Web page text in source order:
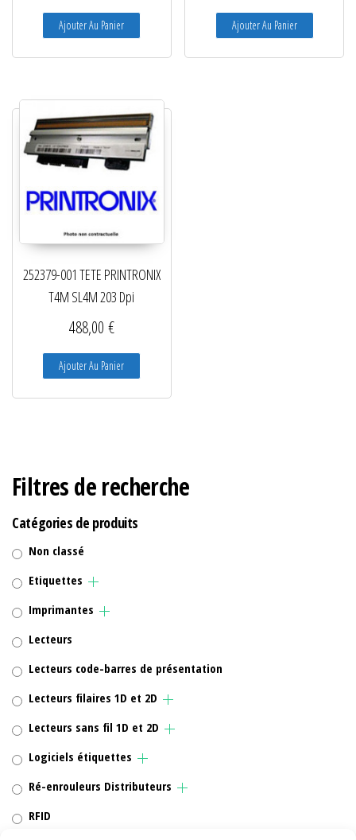
Ajouter Au Panier Ajouter Au Panier
252379-001 TETE PRINTRONIX
T4M SL4M 203 Dpi
488,00 €
Ajouter Au Panier
Filtres de recherche
Catégories de produits
Non classé
Etiquettes
Imprimantes
Lecteurs
Lecteurs code-barres de présentation
Lecteurs filaires 1D et 2D
Lecteurs sans fil 1D et 2D
Logiciels étiquettes
Ré-enrouleurs Distributeurs
RFID